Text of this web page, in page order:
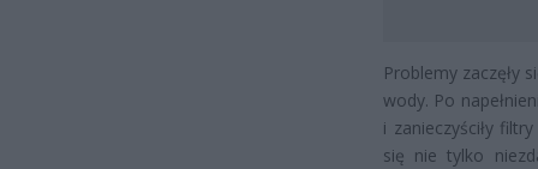
Problemy zaczęły
wody. Po
i zanieczyściły
się nie tylko